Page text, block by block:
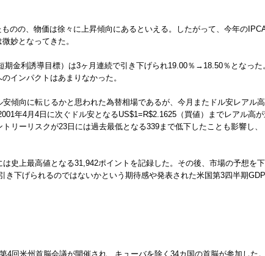
のの、物価は徐々に上昇傾向にあるといえる。したがって、今年の
妙となってきた。
金利誘導目標）は3ヶ月連続で引き下げられ19.00％→18.50％となった
インパクトはあまりなかった。
傾向に転じるかと思われた為替相場であるが、今月またドル安レアル
年4月4日に次ぐドル安となるUS$1=R$2.1625（買値）までレアル高
リーリスクが23日には過去最低となる339まで低下したことも影響し
史上最高値となる31,942ポイントを記録した。その後、市場の予想を
下げられるのではないかという期待感や発表された米国第3四半期
4回米州首脳会議が開催され、キューバを除く34カ国の首脳が参加した